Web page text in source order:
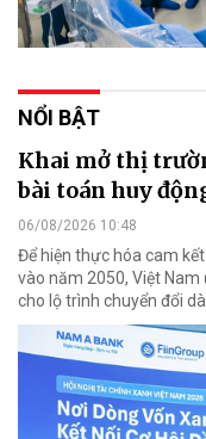
NỔI BẬT
Khai mở thị
bài toán huy
06/08/2026 10:48
Để hiện thực hóa cam
vào năm 2050, Việt
cho lộ trình chuyển đổi